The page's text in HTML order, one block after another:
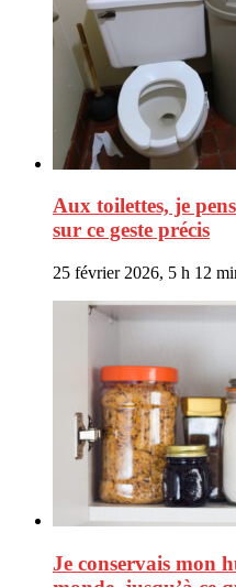
Aux toilettes, je
sur ce geste précis
25 février 2026, 5 h 12
Je conservais mon